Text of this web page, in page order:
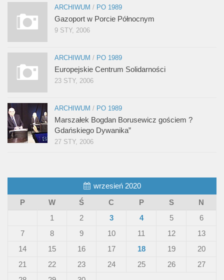
ARCHIWUM / PO 1989
Gazoport w Porcie Północnym
9 STY, 2006
ARCHIWUM / PO 1989
Europejskie Centrum Solidarności
23 STY, 2006
ARCHIWUM / PO 1989
Marszałek Bogdan Borusewicz gościem ?
Gdańskiego Dywanika”
27 STY, 2006
wrzesień 2020
P
W Ś C P S
N
1
2 3 4 5
6
7
8 9 10 11 12
13
14
15 16 17 18 19
20
21
22 23 24 25 26
27